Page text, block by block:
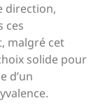
direction,
ces
malgré cet
solide pour
d’un